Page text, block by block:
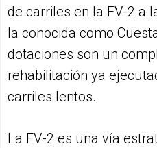
de carriles en la FV-2 a
la conocida como
dotaciones son un
rehabilitación ya
carriles lentos.
La FV-2 es una vía